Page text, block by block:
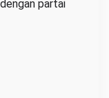
partai